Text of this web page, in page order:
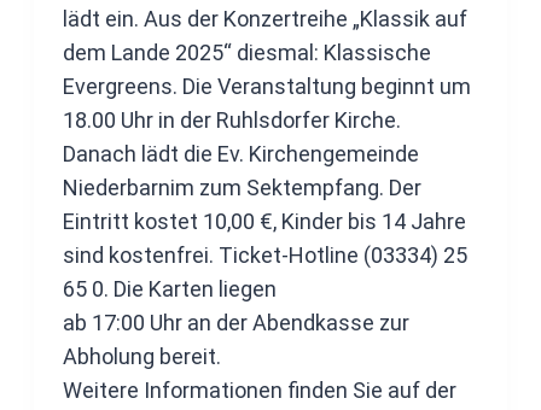
lädt ein. Aus der Konzertreihe „Klassik auf
dem Lande 2025“ diesmal: Klassische
Evergreens. Die Veranstaltung beginnt um
18.00 Uhr in der Ruhlsdorfer Kirche.
Danach lädt die Ev. Kirchengemeinde
Niederbarnim zum Sektempfang. Der
Eintritt kostet 10,00 €, Kinder bis 14 Jahre
sind kostenfrei. Ticket-Hotline (03334) 25
65 0. Die Karten liegen
ab 17:00 Uhr an der Abendkasse zur
Abholung bereit.
Weitere Informationen finden Sie auf der